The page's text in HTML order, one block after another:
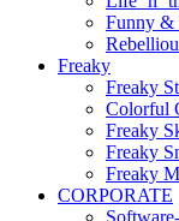
Funny &
Freaky
Freaky
Colorful
Freaky
Freaky
Freaky
CORPORATE